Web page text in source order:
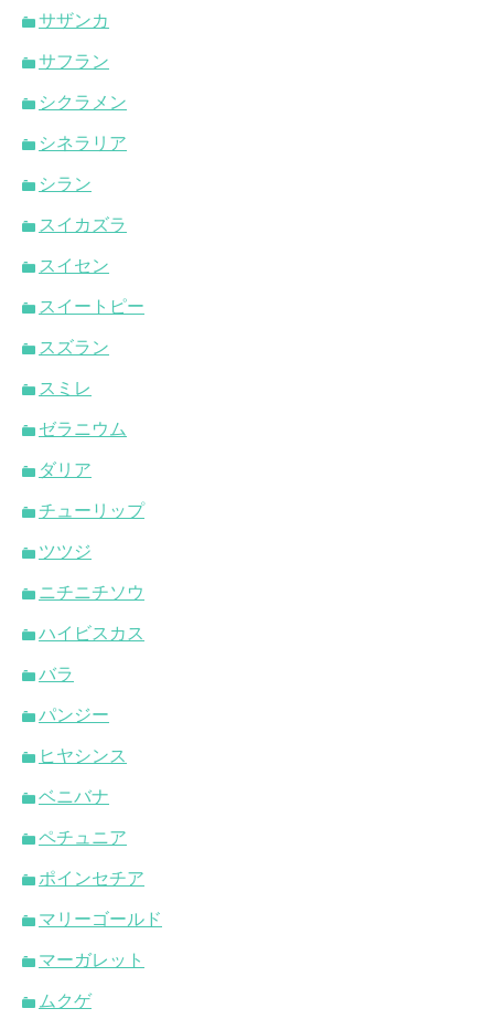
サザンカ
サフラン
シクラメン
シネラリア
シラン
スイカズラ
スイセン
スイートピー
スズラン
スミレ
ゼラニウム
ダリア
チューリップ
ツツジ
ニチニチソウ
ハイビスカス
バラ
パンジー
ヒヤシンス
ベニバナ
ペチュニア
ポインセチア
マリーゴールド
マーガレット
ムクゲ